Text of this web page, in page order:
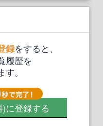
録をすると、
履歴を
。
)に登録する